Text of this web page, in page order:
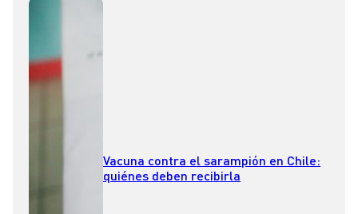
Vacuna contra el sarampión en Chile:
quiénes deben recibirla